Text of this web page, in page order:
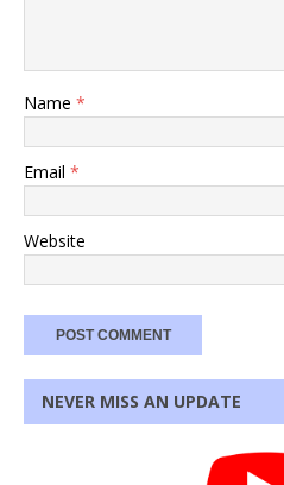
Name *
Email *
Website
NEVER MISS AN UPDATE